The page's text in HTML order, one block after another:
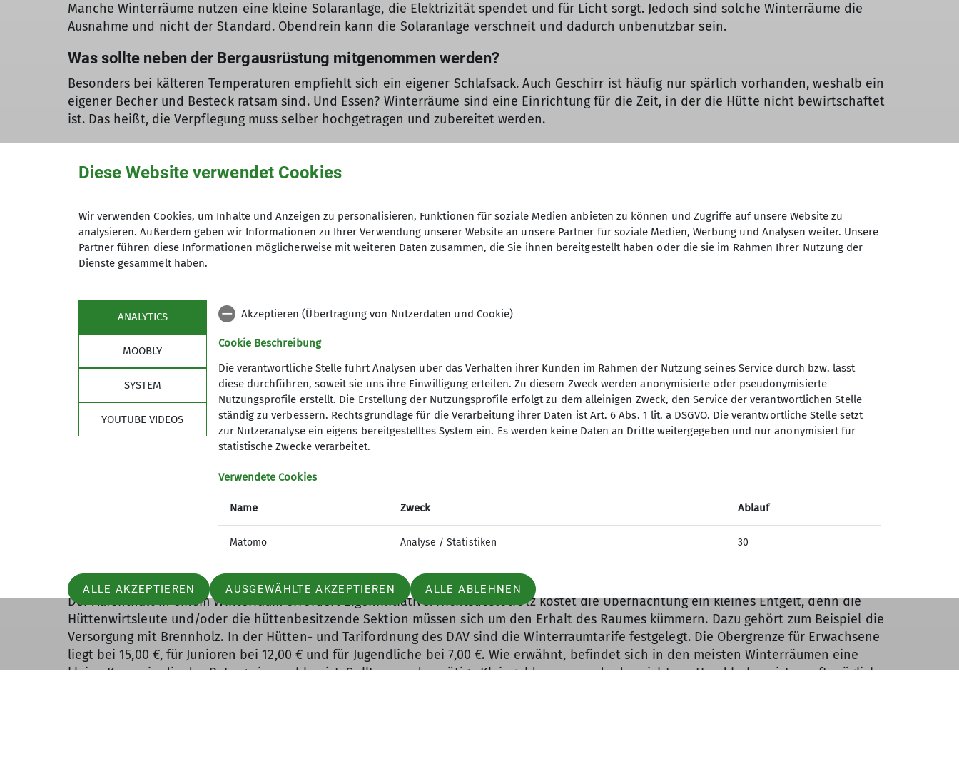
Manche Winterräume nutzen eine kleine Solaranlage, die Elektrizität spendet und für Licht sorgt. Jedoch sind solche Winterräume die
Ausnahme und nicht der Standard. Obendrein kann die Solaranlage verschneit und dadurch unbenutzbar sein.
Was sollte neben der Bergausrüstung mitgenommen werden?
Besonders bei kälteren Temperaturen empfiehlt sich ein eigener Schlafsack. Auch Geschirr ist häufig nur spärlich vorhanden, weshalb ein
eigener Becher und Besteck ratsam sind. Und Essen? Winterräume sind eine Einrichtung für die Zeit, in der die Hütte nicht bewirtschaftet
ist. Das heißt, die Verpflegung muss selber hochgetragen und zubereitet werden.
Die Nutzung des Winterraums
Der Aufenthalt in einem Winterraum erfordert Eigeninitiative. Nichtsdestotrotz kostet die Übernachtung ein kleines Entgelt, denn die
Hüttenwirtsleute und/oder die hüttenbesitzende Sektion müssen sich um den Erhalt des Raumes kümmern. Dazu gehört zum Beispiel die
Versorgung mit Brennholz. In der Hütten- und Tarifordnung des DAV sind die Winterraumtarife festgelegt. Die Obergrenze für Erwachsene
liegt bei 15,00 €, für Junioren bei 12,00 € und für Jugendliche bei 7,00 €. Wie erwähnt, befindet sich in den meisten Winterräumen eine
kleine Kasse, in die der Betrag einzuzahlen ist. Sollte man das nötige Kleingeld unpassend oder nicht zur Hand haben, ist es oft möglich
Diese Website verwendet Cookies
Wir verwenden Cookies, um Inhalte und Anzeigen zu personalisieren, Funktionen für soziale Medien anbieten zu können und Zugriffe auf unsere Website zu
analysieren. Außerdem geben wir Informationen zu Ihrer Verwendung unserer Website an unsere Partner für soziale Medien, Werbung und Analysen weiter. Unsere
Partner führen diese Informationen möglicherweise mit weiteren Daten zusammen, die Sie ihnen bereitgestellt haben oder die sie im Rahmen Ihrer Nutzung der
Dienste gesammelt haben.
ANALYTICS
MOOBLY
SYSTEM
YOUTUBE VIDEOS
Akzeptieren (Übertragung von Nutzerdaten und Cookie)
Cookie Beschreibung
Die verantwortliche Stelle führt Analysen über das Verhalten ihrer Kunden im Rahmen der Nutzung seines Service durch bzw. lässt
diese durchführen, soweit sie uns ihre Einwilligung erteilen. Zu diesem Zweck werden anonymisierte oder pseudonymisierte
Nutzungsprofile erstellt. Die Erstellung der Nutzungsprofile erfolgt zu dem alleinigen Zweck, den Service der verantwortlichen Stelle
ständig zu verbessern. Rechtsgrundlage für die Verarbeitung ihrer Daten ist Art. 6 Abs. 1 lit. a DSGVO. Die verantwortliche Stelle setzt
zur Nutzeranalyse ein eigens bereitgestelltes System ein. Es werden keine Daten an Dritte weitergegeben und nur anonymisiert für
statistische Zwecke verarbeitet.
Verwendete Cookies
Name Zweck Ablauf
Matomo Analyse / Statistiken 30
ALLE AKZEPTIEREN AUSGEWÄHLTE AKZEPTIEREN ALLE ABLEHNEN